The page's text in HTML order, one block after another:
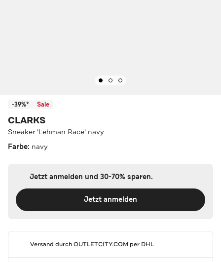
-39%* Sale
CLARKS
Sneaker 'Lehman Race' navy
Farbe: navy
Jetzt anmelden und 30-70% sparen.
Jetzt anmelden
Versand durchOUTLETCITY.COM per DHL